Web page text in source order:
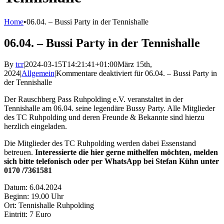
Home•06.04. – Bussi Party in der Tennishalle
06.04. – Bussi Party in der Tennishalle
By tcr|2024-03-15T14:21:41+01:00März 15th,
2024|Allgemein|Kommentare deaktiviert für 06.04. – Bussi Party in
der Tennishalle
Der Rauschberg Pass Ruhpolding e.V. veranstaltet in der
Tennishalle am 06.04. seine legendäre Bussy Party. Alle Mitglieder
des TC Ruhpolding und deren Freunde & Bekannte sind hierzu
herzlich eingeladen.
Die Mitglieder des TC Ruhpolding werden dabei Essenstand
betreuen. Interessierte die hier gerne mithelfen möchten, melden
sich bitte telefonisch oder per WhatsApp bei Stefan Kühn unter
0170 /7361581
Datum: 6.04.2024
Beginn: 19.00 Uhr
Ort: Tennishalle Ruhpolding
Eintritt: 7 Euro